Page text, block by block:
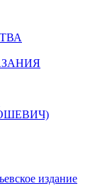
издание